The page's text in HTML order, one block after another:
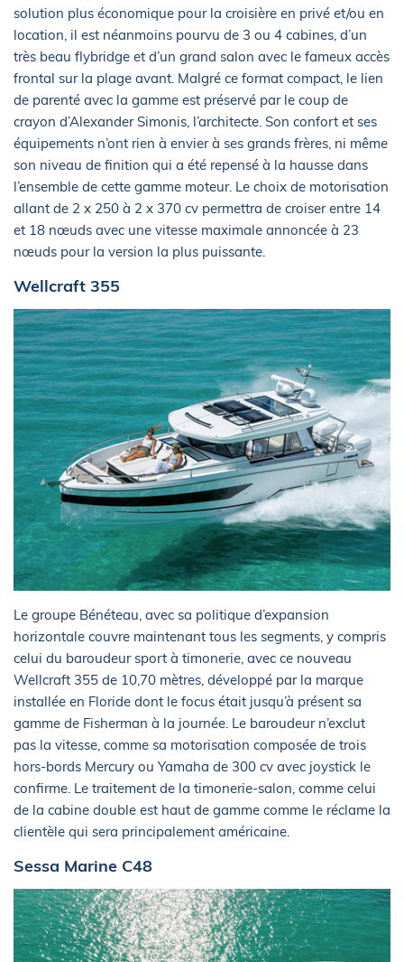
solution plus économique pour la croisière en privé et/ou en
location, il est néanmoins pourvu de 3 ou 4 cabines, d’un
très beau flybridge et d’un grand salon avec le fameux accès
frontal sur la plage avant. Malgré ce format compact, le lien
de parenté avec la gamme est préservé par le coup de
crayon d’Alexander Simonis, l’architecte. Son confort et ses
équipements n’ont rien à envier à ses grands frères, ni même
son niveau de finition qui a été repensé à la hausse dans
l’ensemble de cette gamme moteur. Le choix de motorisation
allant de 2 x 250 à 2 x 370 cv permettra de croiser entre 14
et 18 nœuds avec une vitesse maximale annoncée à 23
nœuds pour la version la plus puissante.
Wellcraft 355
Le groupe Bénéteau, avec sa politique d’expansion
horizontale couvre maintenant tous les segments, y compris
celui du baroudeur sport à timonerie, avec ce nouveau
Wellcraft 355 de 10,70 mètres, développé par la marque
installée en Floride dont le focus était jusqu’à présent sa
gamme de Fisherman à la journée. Le baroudeur n’exclut
pas la vitesse, comme sa motorisation composée de trois
hors-bords Mercury ou Yamaha de 300 cv avec joystick le
confirme. Le traitement de la timonerie-salon, comme celui
de la cabine double est haut de gamme comme le réclame la
clientèle qui sera principalement américaine.
Sessa Marine C48